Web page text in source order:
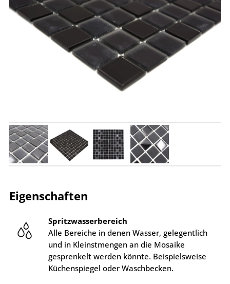
Eigenschaften
Spritzwasserbereich
Alle Bereiche in denen Wasser, gelegentlich
und in Kleinstmengen an die Mosaike
gesprenkelt werden könnte. Beispielsweise
Küchenspiegel oder Waschbecken.